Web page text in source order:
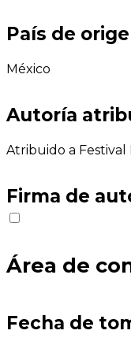
País de
México
Autoría
Atribuido a
Firma de
Área de
Fecha de